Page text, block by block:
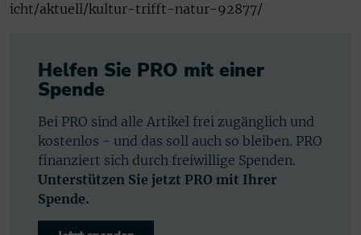
icht/aktuell/kultur-trifft-natur-92877/
Helfen Sie PRO mit einer
Spende
Bei PRO sind alle Artikel frei zugänglich und
kostenlos - und das soll auch so bleiben. PRO
finanziert sich durch freiwillige Spenden.
Unterstützen Sie jetzt PRO mit Ihrer
Spende.